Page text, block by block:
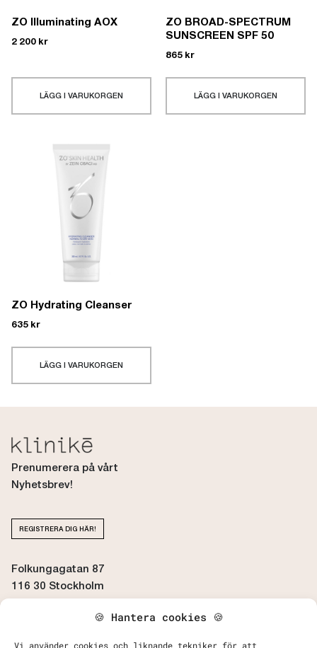
🍪 Hantera cookies 🍪
Vi använder cookies och liknande tekniker för att
ZO Illuminating AOX
2 200 kr
LÄGG I VARUKORGEN
ZO BROAD-SPECTRUM
SUNSCREEN SPF 50
865 kr
LÄGG I VARUKORGEN
ZO Hydrating Cleanser
635 kr
LÄGG I VARUKORGEN
Prenumerera på vårt
Nyhetsbrev!
REGISTRERA DIG HÄR!
Folkungagatan 87
116 30 Stockholm